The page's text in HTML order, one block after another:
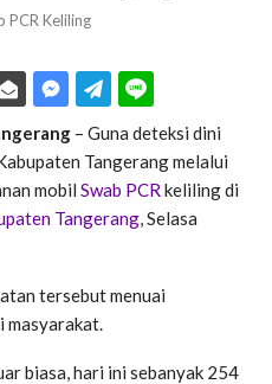
PCR Keliling
– Guna deteksi dini
Tangerang melalui
mobil Swab PCR keliling di
Tangerang, Selasa
tersebut menuai
masyarakat.
biasa, hari ini sebanyak 254